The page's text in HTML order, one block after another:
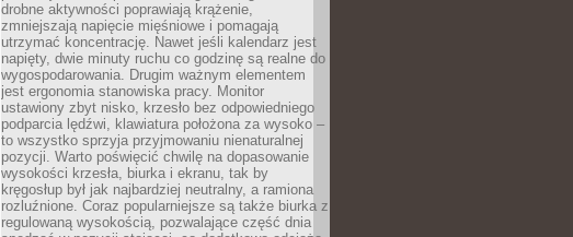
drobne aktywności poprawiają krążenie,
zmniejszają napięcie mięśniowe i pomagają
utrzymać koncentrację. Nawet jeśli kalendarz jest
napięty, dwie minuty ruchu co godzinę są realne do
wygospodarowania. Drugim ważnym elementem
jest ergonomia stanowiska pracy. Monitor
ustawiony zbyt nisko, krzesło bez odpowiedniego
podparcia lędźwi, klawiatura położona za wysoko –
to wszystko sprzyja przyjmowaniu nienaturalnej
pozycji. Warto poświęcić chwilę na dopasowanie
wysokości krzesła, biurka i ekranu, tak by
kręgosłup był jak najbardziej neutralny, a ramiona
rozluźnione. Coraz popularniejsze są także biurka z
regulowaną wysokością, pozwalające część dnia